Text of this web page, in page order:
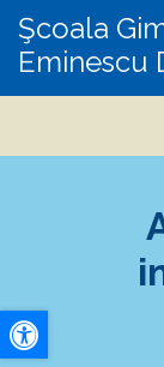
Şcoala
Eminescu
A+